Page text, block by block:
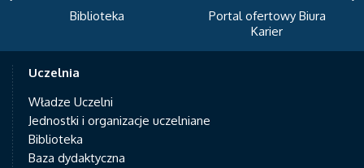
Portal ofertowy Biura
Newsletter
Uczelnia
Władze Uczelni
Jednostki i organizacje uczelniane
Biblioteka
Baza dydaktyczna